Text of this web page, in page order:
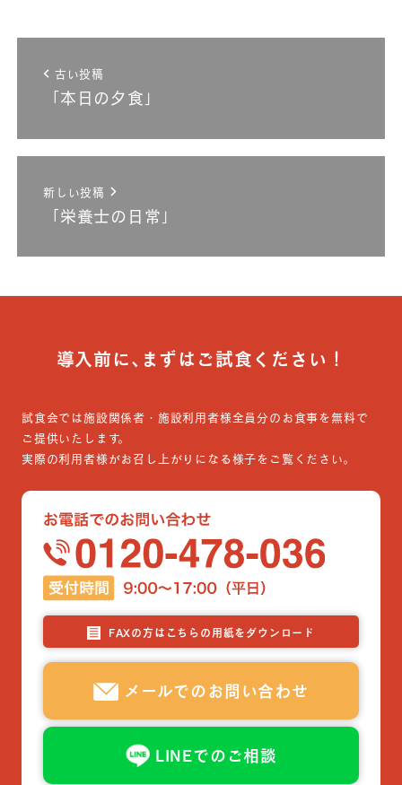
古い投稿
「本日の夕食」
新しい投稿
「栄養士の日常」
導入前に､まずはご試食ください！
試食会では施設関係者・施設利用者様全員分のお食事を無料で
ご提供いたします。
実際の利用者様がお召し上がりになる様子をご覧ください。
FAXの方はこちらの用紙をダウンロード
メールでのお問い合わせ
LINEでのご相談